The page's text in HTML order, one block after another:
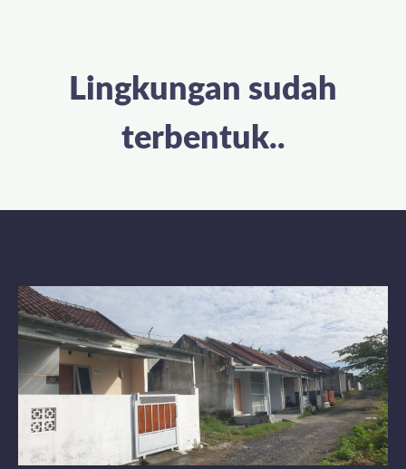
Lingkungan sudah
terbentuk..